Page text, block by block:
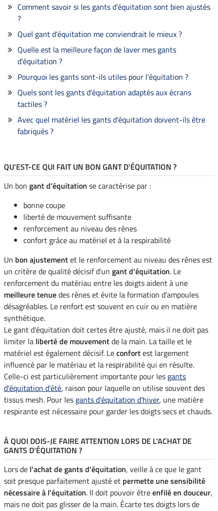
Comment savoir si les gants d'équitation sont bien ajustés
?
Quel gant d'équitation me conviendrait le mieux ?
Quelle est la meilleure façon de laver mes gants
d'équitation ?
Pourquoi les gants sont-ils utiles pour l'équitation ?
Quels sont les gants d'équitation adaptés aux écrans
tactiles ?
Avec quel matériel les gants d'équitation doivent-ils être
fabriqués ?
QU'EST-CE QUI FAIT UN BON GANT D'ÉQUITATION ?
Un bon gant d'équitation se caractérise par :
bonne coupe
liberté de mouvement suffisante
renforcement au niveau des rênes
confort grâce au matériel et à la respirabilité
Un bon ajustementet le renforcement au niveau des rênes est
un critère de qualité décisif d'un gant d'équitation. Le
renforcement du matériau entre les doigts aident à une
meilleure tenuedes rênes et évite la formation d'ampoules
désagréables. Le renfort est souvent en cuir ou en matière
synthétique.
Le gant d'équitation doit certes être ajusté, mais il ne doit pas
limiter la liberté de mouvementde la main. La taille et le
matériel est également décisif. Leconfortest largement
influencé par le matériau et la respirabilité qui en résulte.
Celle-ci est particulièrement importante pour les gants
d'équitation d'été, raison pour laquelle on utilise souvent des
tissus mesh. Pour les gants d'équitation d'hiver, une matière
respirante est nécessaire pour garder les doigts secs et chauds.
À QUOI DOIS-JE FAIRE ATTENTION LORS DE L'ACHAT DE
GANTS D'ÉQUITATION ?
Lors de l'achat de gants d'équitation, veille à ce que le gant
soit presque parfaitement ajusté et permette une sensibilité
nécessaire à l'équitation. Il doit pouvoir êtreenfilé en douceur,
mais ne doit pas glisser de la main. Écarte tes doigts lors de